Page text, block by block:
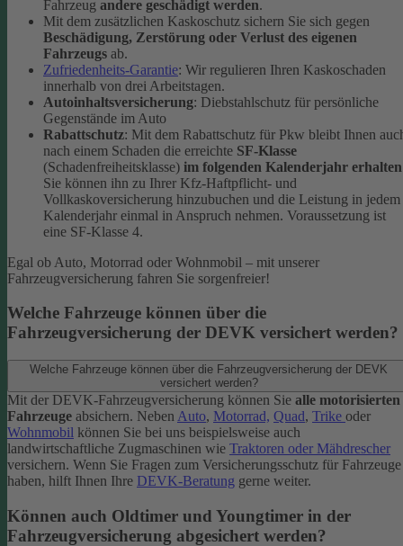
Fahrzeug andere geschädigt werden.
Mit dem zusätzlichen Kaskoschutz sichern Sie sich gegen
Beschädigung, Zerstörung oder Verlust des eigenen
Fahrzeugs ab.
Zufriedenheits-Garantie: Wir regulieren Ihren Kaskoschaden
innerhalb von drei Arbeitstagen.
Autoinhaltsversicherung: Diebstahlschutz für persönliche
Gegenstände im Auto
Rabattschutz: Mit dem Rabattschutz für Pkw bleibt Ihnen
nach einem Schaden die erreichte SF-Klasse
(Schadenfreiheitsklasse) im folgenden Kalenderjahr erhalten
Sie können ihn zu Ihrer Kfz-Haftpflicht- und
Vollkaskoversicherung hinzubuchen und die Leistung in jedem
Kalenderjahr einmal in Anspruch nehmen. Voraussetzung ist
eine SF-Klasse 4.
Egal ob Auto, Motorrad oder Wohnmobil – mit unserer
Fahrzeugversicherung fahren Sie sorgenfreier!
Welche Fahrzeuge können über die
Fahrzeugversicherung der DEVK versichert werden?
Welche Fahrzeuge können über die Fahrzeugversicherung der DEVK
versichert werden?
Mit der DEVK-Fahrzeugversicherung können Sie alle motorisierten
Fahrzeuge absichern. Neben Auto, Motorrad, Quad, Trike oder
Wohnmobil können Sie bei uns beispielsweise auch
landwirtschaftliche Zugmaschinen wie Traktoren oder Mähdrescher
versichern. Wenn Sie Fragen zum Versicherungsschutz für Fahrzeuge
haben, hilft Ihnen Ihre DEVK-Beratung gerne weiter.
Können auch Oldtimer und Youngtimer in der
Fahrzeugversicherung abgesichert werden?